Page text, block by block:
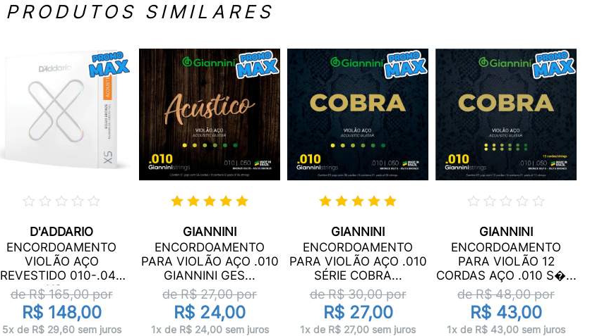
PRODUTOS SIMILARES
D'ADDARIO
ENCORDOAMENTO
VIOLÃO AÇO
REVESTIDO 010-.047
XS ...
de R$165,00por
R$ 148,00
5x de R$ 29,60 sem juros
GIANNINI
ENCORDOAMENTO
PARA VIOLÃO AÇO .010
GIANNINI GES...
de R$27,00por
R$ 24,00
1x de R$ 24,00 sem juros
GIANNINI
ENCORDOAMENTO
PARA VIOLÃO AÇO .010
SÉRIE COBRA...
de R$30,00por
R$ 27,00
1x de R$ 27,00 sem juros
GIANNINI
ENCORDOAMENTO
PARA VIOLÃO 12
CORDAS AÇO .010 S�...
de R$48,00por
R$ 43,00
1x de R$ 43,00 sem juros